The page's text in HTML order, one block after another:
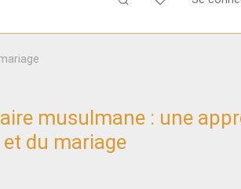
musulmane : une
et du mariage